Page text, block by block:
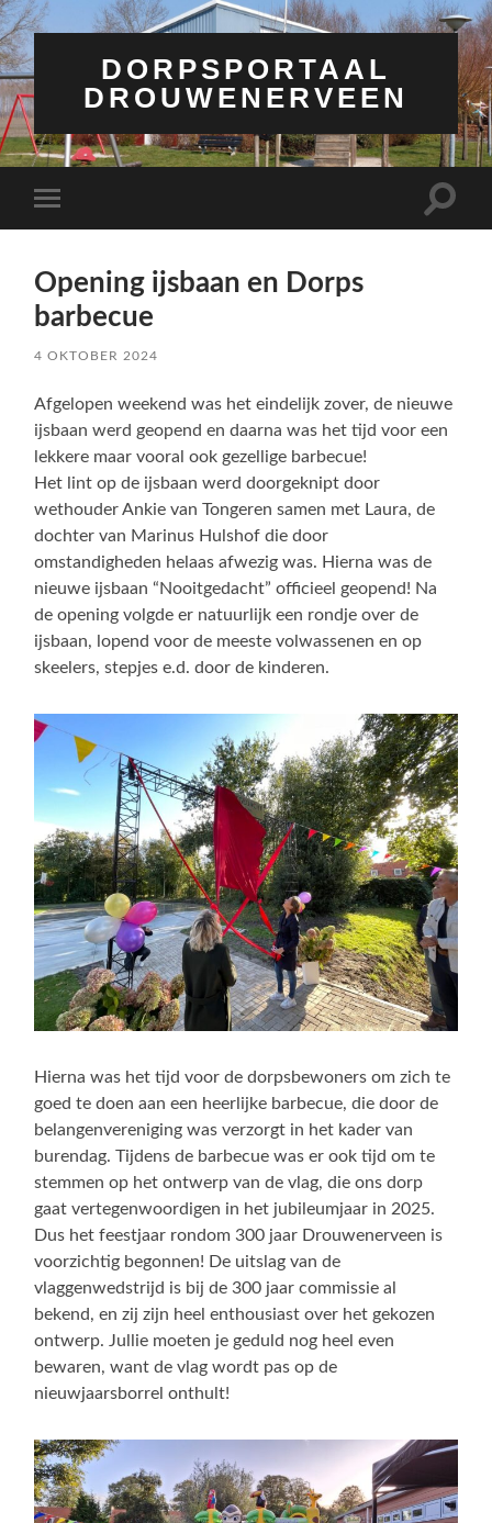
DORPSPORTAAL
DROUWENERVEEN
mobiel
Toggle
Opening ijsbaan en Dorps
barbecue
4 OKTOBER 2024
Afgelopen weekend was het eindelijk zover, de nieuwe
ijsbaan werd geopend en daarna was het tijd voor een
lekkere maar vooral ook gezellige barbecue!
Het lint op de ijsbaan werd doorgeknipt door
wethouder Ankie van Tongeren samen met Laura, de
dochter van Marinus Hulshof die door
omstandigheden helaas afwezig was. Hierna was de
nieuwe ijsbaan “Nooitgedacht” officieel geopend! Na
de opening volgde er natuurlijk een rondje over de
ijsbaan, lopend voor de meeste volwassenen en op
skeelers, stepjes e.d. door de kinderen.
Hierna was het tijd voor de dorpsbewoners om zich te
goed te doen aan een heerlijke barbecue, die door de
belangenvereniging was verzorgt in het kader van
burendag. Tijdens de barbecue was er ook tijd om te
stemmen op het ontwerp van de vlag, die ons dorp
gaat vertegenwoordigen in het jubileumjaar in 2025.
Dus het feestjaar rondom 300 jaar Drouwenerveen is
voorzichtig begonnen! De uitslag van de
vlaggenwedstrijd is bij de 300 jaar commissie al
bekend, en zij zijn heel enthousiast over het gekozen
ontwerp. Jullie moeten je geduld nog heel even
bewaren, want de vlag wordt pas op de
nieuwjaarsborrel onthult!